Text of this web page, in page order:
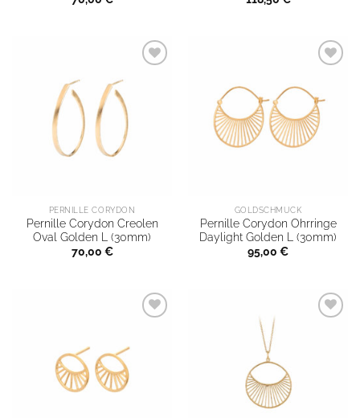
PERNILLE CORYDON
Pernille Corydon Creolen
Oval Golden L (30mm)
70,00 €
GOLDSCHMUCK
Pernille Corydon Ohrringe
Daylight Golden L (30mm)
95,00 €